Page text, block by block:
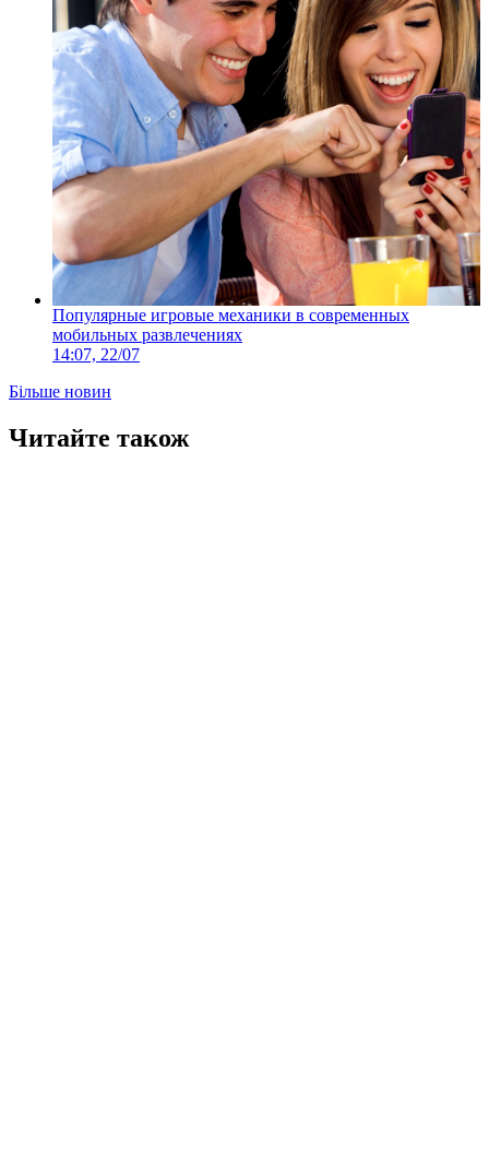
Популярные игровые механики в современных
мобильных развлечениях
14:07, 22/07
Більше новин
Читайте також